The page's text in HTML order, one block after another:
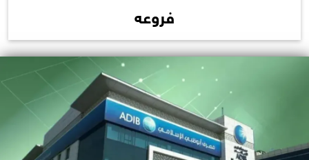
فروعه